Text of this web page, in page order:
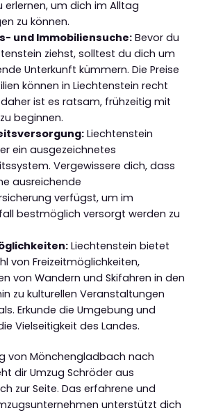
erlernen, um dich im Alltag
zu können.
und Immobiliensuche:Bevor du
ziehst, solltest du dich um
Unterkunft kümmern. Die Preise
können in Liechtenstein recht
ist es ratsam, frühzeitig mit
beginnen.
Liechtenstein
ein ausgezeichnetes
Vergewissere dich, dass
ausreichende
verfügst, um im
bestmöglich versorgt werden zu
Liechtenstein bietet
von Freizeitmöglichkeiten,
von Wandern und Skifahren in den
zu kulturellen Veranstaltungen
Erkunde die Umgebung und
Vielseitigkeit des Landes.
von Mönchengladbach nach
dir Umzug Schröder aus
zur Seite. Das erfahrene und
unterstützt dich